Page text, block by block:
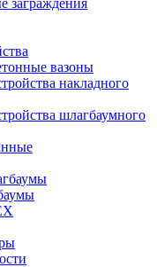
вазоны
накладного
шлагбаумного